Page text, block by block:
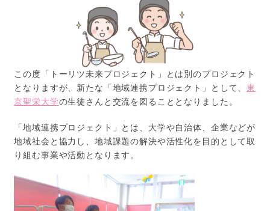
この度「トーリツ未来プロジェクト」とは別のプロジェクト
となりますが、新たな「地域連携プロジェクト」として、東
京聖栄大学の生徒さんと交流を図ることとなりました。
「地域連携プロジェクト」とは、大学や自治体、企業などが
地域社会と協力し、地域課題の解決や活性化を目的として取
り組む事業や活動となります。